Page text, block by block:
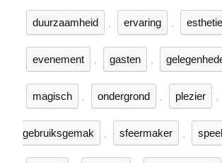
duurzaamheid ervaring
evenement gasten
magisch ondergrond plezier
gebruiksgemak sfeermaker